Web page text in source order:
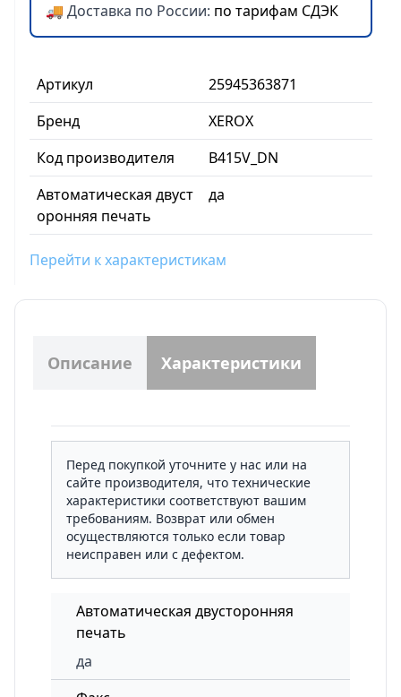
Артикул
25945363871
Бренд
XEROX
Код производителя
B415V_DN
Автоматическая двуст
оронняя печать
да
Перейти к характеристикам
🚚 Доставка по России: по тарифам СДЭК
Описание Характеристики
Перед покупкой уточните у нас или на
сайте производителя, что технические
характеристики соответствуют вашим
требованиям. Возврат или обмен
осуществляются только если товар
неисправен или с дефектом.
Автоматическая двусторонняя
печать
да